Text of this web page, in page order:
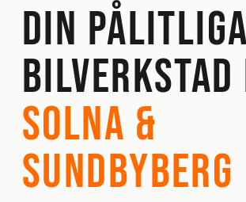
Din
bilverkstad
Solna &
Sundbyberg